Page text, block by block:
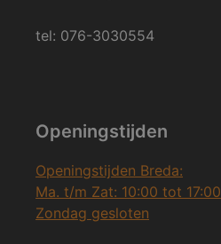
tel: 076-3030554
Openingstijden
Openingstijden Breda:
Ma. t/m Zat: 10:00 tot 17:00
Zondag gesloten